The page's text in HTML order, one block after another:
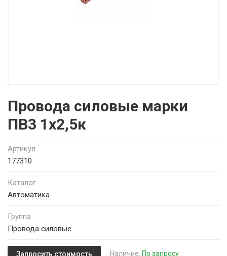
Провода силовые марки
ПВ3 1х2,5к
Артикул
177310
Каталог
Автоматика
Группа
Провода силовые
Запросить стоимость Наличие: По запросу